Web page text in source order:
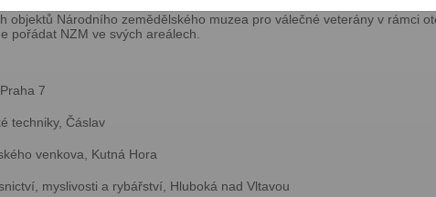
objektů Národního zemědělského muzea pro válečné veterány v rámci
pořádat NZM ve svých areálech.
7
techniky, Čáslav
venkova, Kutná Hora
myslivosti a rybářství, Hluboká nad Vltavou